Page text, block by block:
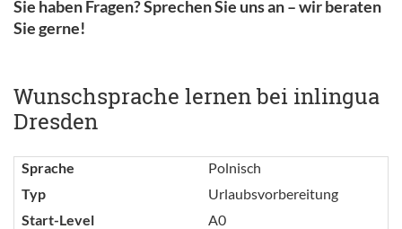
Sie haben Fragen? Sprechen Sie uns an – wir beraten
Sie gerne!
Wunschsprache lernen bei inlingua
Dresden
Sprache
Polnisch
Typ
Urlaubsvorbereitung
Start-Level
A0